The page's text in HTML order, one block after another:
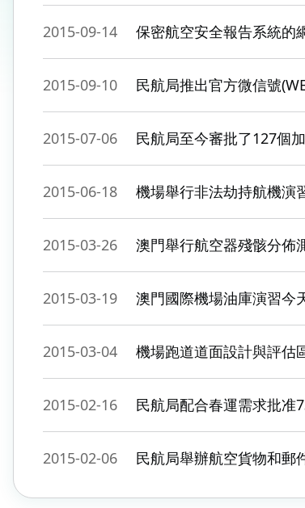
2015-09-14 保密航空安全報告系統的
2015-09-10 民航局推出官方微信號
2015-07-06 民航局至今審批了127個
2015-06-18 機場舉行非法劫持航機演
2015-03-26 澳門舉行航空器殘骸分佈
2015-03-19 澳門國際機場油庫演習今
2015-03-04 機場跑道道面設計與評估
2015-02-16 民航局配合春運需求批准
2015-02-06 民航局舉辦航空貨物和郵